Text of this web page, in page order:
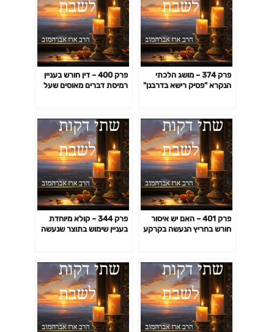
פרק 374 – מושג הלכתי
הנקרא "פסיק רישא בדרבנן"
פרק 400 – דין חורש בעניין
רמיסת דברים מאוסים שעל
פרק 401 – האם יש איסור
חורש בחריץ הנעשה בקרקע
פרק 344 – קולא מיוחדת
בעניין שימוש בתוצר שנעשה